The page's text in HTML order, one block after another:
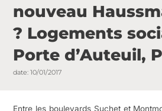
nouveau
? Logements
Porte d’Auteuil,
date: 10/01/2017
Entre les boulevards Suchet et